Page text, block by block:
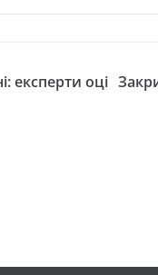
експерти оці